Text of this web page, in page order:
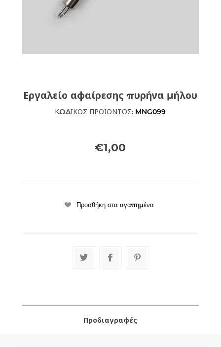
Εργαλείο αφαίρεσης πυρήνα μήλου
ΚΩΔΙΚΟΣ ΠΡΟΪΟΝΤΟΣ: MNG099
€1,00
Προδιαγραφές